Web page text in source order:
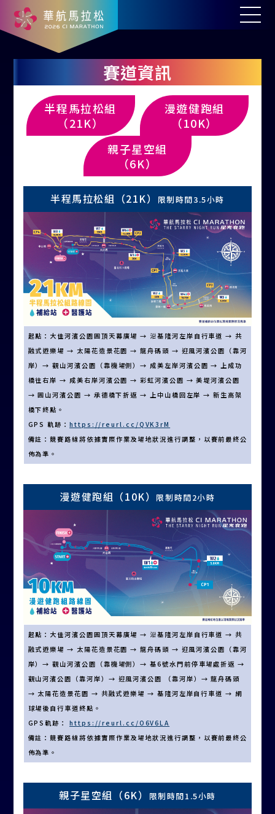
賽道資訊
半程馬拉松組
（21K）
漫遊健跑組
（10K）
親子星空組
（6K）
半程馬拉松組（21K） 限制時間3.5小時
起點：大佳河濱公園圓頂天幕廣場 → 沿基隆河左岸自行車道 → 共
融式遊樂場 → 太陽花造景花園 → 龍舟碼頭 → 迎風河濱公園（靠河
岸）→ 觀山河濱公園（靠機場側）→ 成美左岸河濱公園 → 上成功
橋往右岸 → 成美右岸河濱公園 → 彩虹河濱公園 → 美堤河濱公園
→ 圓山河濱公園 → 承德橋下折返 → 上中山橋回左岸 → 新生高架
橋下終點。
GPS 軌跡： https://reurl.cc/QVK3rM
備註：競賽路線將依據實際作業及場地狀況進行調整，以賽前最終公
佈為準。
漫遊健跑組（10K） 限制時間2小時
起點：大佳河濱公園圓頂天幕廣場 → 沿基隆河左岸自行車道 → 共
融式遊樂場 → 太陽花造景花園 → 龍舟碼頭 → 迎風河濱公園（靠河
岸）→ 觀山河濱公園（靠機場側）→ 基6號水門前停車場處折返 →
觀山河濱公園（靠河岸）→ 迎風河濱公園 （靠河岸）→ 龍舟碼頭
→ 太陽花造景花園 → 共融式遊樂場 → 基隆河左岸自行車道 → 網
球場後自行車道終點。
GPS軌跡： https://reurl.cc/O6V6LA
備註：競賽路線將依據實際作業及場地狀況進行調整，以賽前最終公
佈為準。
親子星空組（6K） 限制時間1.5小時